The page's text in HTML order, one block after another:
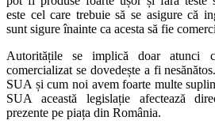
este cel care trebuie să se asigure că
sunt sigure înainte ca acesta să fie
Autoritățile se implică doar atunci
comercializat se dovedește a fi
SUA și cum noi avem foarte multe
SUA această legislație afectează
prezente pe piața din România.